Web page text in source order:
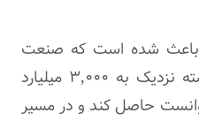
باعث شده است که صنعت
برق کشور در دهه‌های گذشته نزدیک به ۳,۰۰۰ میلیارد
حاصل کند و در مسیر